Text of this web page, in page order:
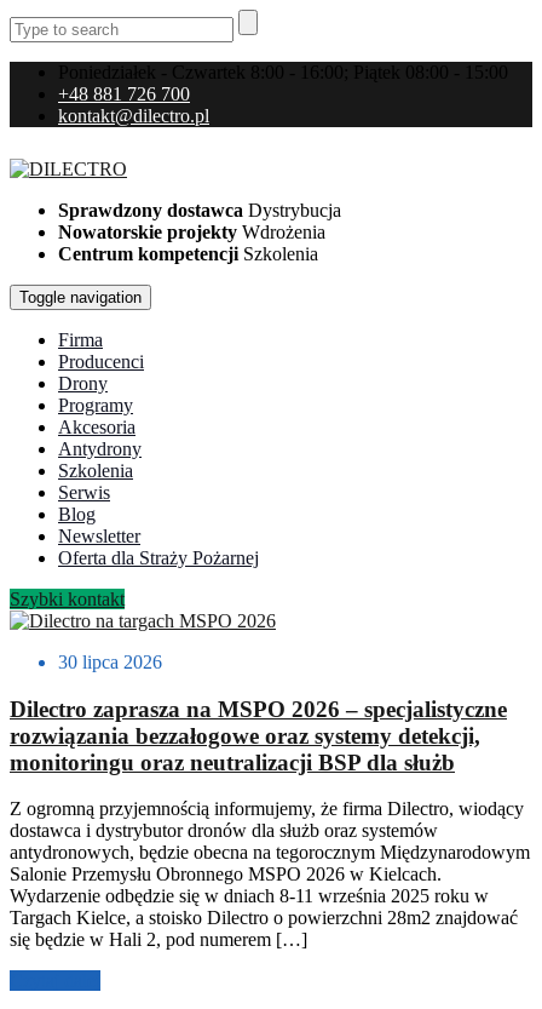
Poniedziałek - Czwartek 8:00 - 16:00; Piątek 08:00 - 15:00
+48 881 726 700
kontakt@dilectro.pl
Sprawdzony dostawca Dystrybucja
Nowatorskie projekty Wdrożenia
Centrum kompetencji Szkolenia
Toggle navigation
Firma
Producenci
Drony
Programy
Akcesoria
Antydrony
Szkolenia
Serwis
Blog
Newsletter
Oferta dla Straży Pożarnej
Szybki kontakt
30 lipca 2026
Dilectro zaprasza na MSPO 2026 – specjalistyczne
rozwiązania bezzałogowe oraz systemy detekcji,
monitoringu oraz neutralizacji BSP dla służb
Z ogromną przyjemnością informujemy, że firma Dilectro, wiodący
dostawca i dystrybutor dronów dla służb oraz systemów
antydronowych, będzie obecna na tegorocznym Międzynarodowym
Salonie Przemysłu Obronnego MSPO 2026 w Kielcach.
Wydarzenie odbędzie się w dniach 8-11 września 2025 roku w
Targach Kielce, a stoisko Dilectro o powierzchni 28m2 znajdować
się będzie w Hali 2, pod numerem […]